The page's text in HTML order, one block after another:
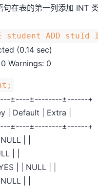
句在表的第一列添加 INT
student ADD stuId
(0.14 sec)
Warnings: 0
±----±--------±------+
| Default | Extra |
±----±--------±------+
| |
| |
| | NULL | |
| |